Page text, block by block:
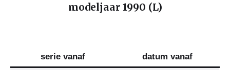
modeljaar 1990 (L)
serie vanaf datum vanaf